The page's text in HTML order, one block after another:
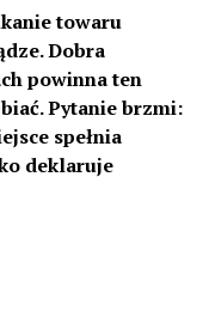
towaru
Dobra
powinna ten
Pytanie brzmi:
spełnia
deklaruje